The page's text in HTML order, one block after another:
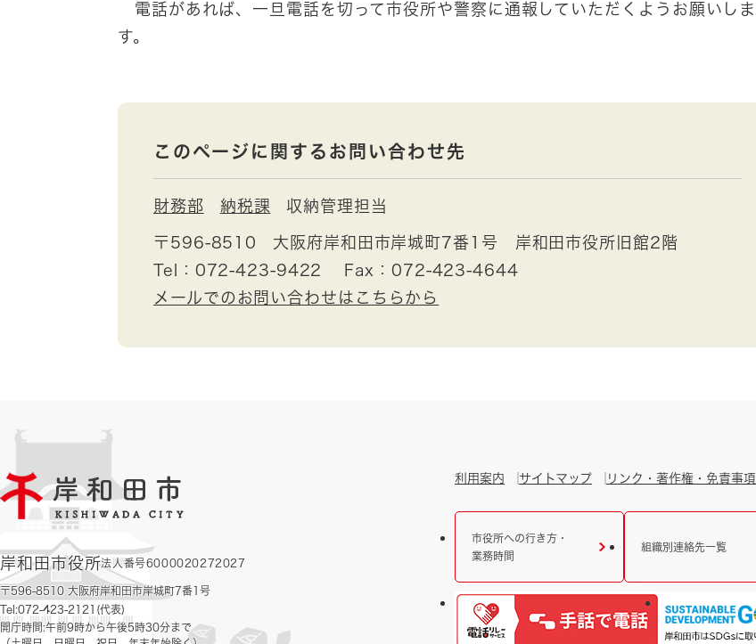
電話があれば、一旦電話を切って市役所や警察に通報していただくようお願いしま
す。
このページに関するお問い合わせ先
財務部 納税課 収納管理担当
〒596-8510
大阪府岸和田市岸城町7番1号 岸和田市役所旧館2階
Tel：072-423-9422
Fax：072-423-4644
メールでのお問い合わせはこちらから
岸和田市役所法人番号6000020272027
〒596-8510 大阪府岸和田市岸城町7番1号
Tel:072-423-2121(代表)
開庁時間:午前9時から午後5時30分まで
利用案内 サイトマップ リンク・著作権・免責事項
市役所への行き方・
業務時間
組織別連絡先一覧